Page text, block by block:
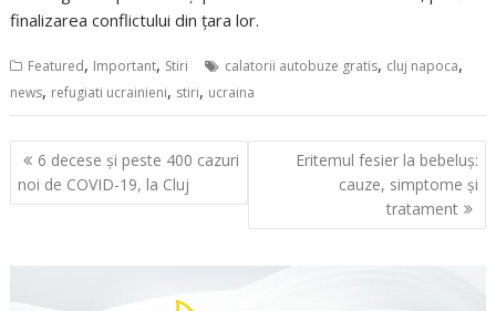
finalizarea conflictului din țara lor.
Featured, Important, Stiri calatorii autobuze gratis, cluj napoca,
news, refugiati ucrainieni, stiri, ucraina
Navigare
în
articole
6 decese și peste 400 cazuri
noi de COVID-19, la Cluj
Eritemul fesier la bebeluș:
cauze, simptome și
tratament